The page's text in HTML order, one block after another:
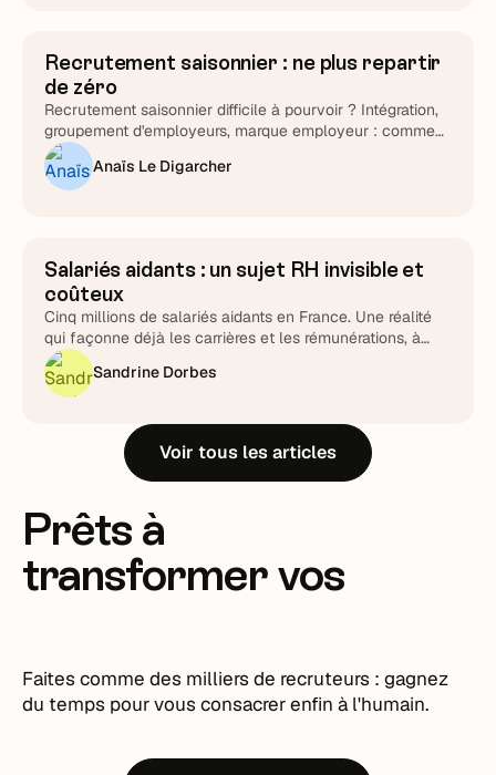
Attirer et cibler
Recrutement saisonnier : ne plus repartir
de zéro
Recrutement saisonnier difficile à pourvoir ? Intégration,
groupement d'employeurs, marque employeur : comment
transformer le cycle en fidélisation durable.
Anaïs Le Digarcher
Stratégie RH
Salariés aidants : un sujet RH invisible et
coûteux
Cinq millions de salariés aidants en France. Une réalité
qui façonne déjà les carrières et les rémunérations, à
piloter plutôt qu'à subir.
Sandrine Dorbes
Voir tous les articles
Prêts à
transformer vos
Faites comme des milliers de recruteurs : gagnez
du temps pour vous consacrer enfin à l'humain.